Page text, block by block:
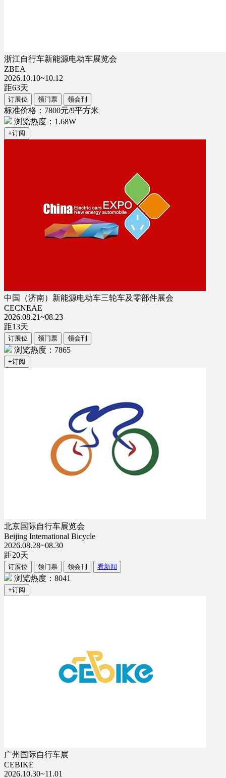
浙江自行车新能源电动车展览会
ZBEA
2026.10.10~10.12
距63天
订展位 领门票 领会刊
标准价格：7800元/9平方米
浏览热度：1.68W
+订阅
中国（济南）新能源电动车三轮车及零部件展会
CECNEAE
2026.08.21~08.23
距13天
订展位 领门票 领会刊
浏览热度：7865
+订阅
北京国际自行车展览会
Beijing International Bicycle
2026.08.28~08.30
距20天
订展位 领门票 领会刊 看新闻
浏览热度：8041
+订阅
广州国际自行车展
CEBIKE
2026.10.30~11.01